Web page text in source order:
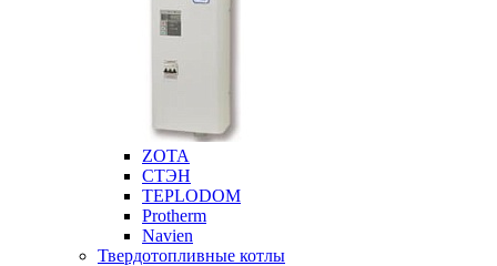
ZOTA
СТЭН
TEPLODOM
Protherm
Navien
Твердотопливные котлы